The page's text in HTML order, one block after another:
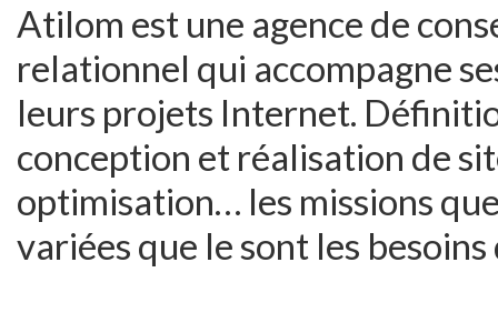
Atilom est une agence de
relationnel qui accompagne
leurs projets Internet.
conception et réalisation de
optimisation… les missions
variées que le sont les besoins